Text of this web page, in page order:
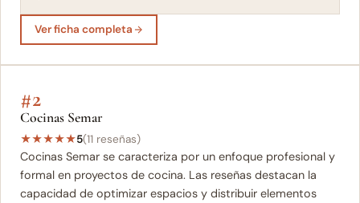
Ver ficha completa
#2
Cocinas Semar
★★★★★5(11 reseñas)
Cocinas Semar se caracteriza por un enfoque profesional y
formal en proyectos de cocina. Las reseñas destacan la
capacidad de optimizar espacios y distribuir elementos